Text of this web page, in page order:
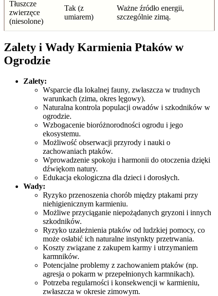
Tłuszcze
zwierzęce
(niesolone)
Tak (z
umiarem)
Ważne źródło energii,
szczególnie zimą.
Zalety i Wady Karmienia Ptaków w
Ogrodzie
Zalety:
Wsparcie dla lokalnej fauny, zwłaszcza w trudnych
warunkach (zima, okres lęgowy).
Naturalna kontrola populacji owadów i szkodników w
ogrodzie.
Wzbogacenie bioróżnorodności ogrodu i jego
ekosystemu.
Możliwość obserwacji przyrody i nauki o
zachowaniach ptaków.
Wprowadzenie spokoju i harmonii do otoczenia dzięki
dźwiękom natury.
Edukacja ekologiczna dla dzieci i dorosłych.
Wady:
Ryzyko przenoszenia chorób między ptakami przy
niehigienicznym karmieniu.
Możliwe przyciąganie niepożądanych gryzoni i innych
szkodników.
Ryzyko uzależnienia ptaków od ludzkiej pomocy, co
może osłabić ich naturalne instynkty przetrwania.
Koszty związane z zakupem karmy i utrzymaniem
karmników.
Potencjalne problemy z zachowaniem ptaków (np.
agresja o pokarm w przepełnionych karmnikach).
Potrzeba regularności i konsekwencji w karmieniu,
zwłaszcza w okresie zimowym.